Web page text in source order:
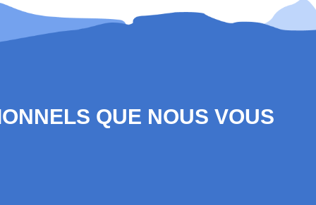
QUE NOUS VOUS